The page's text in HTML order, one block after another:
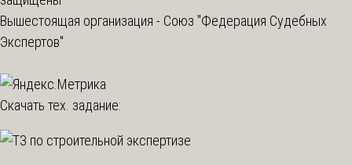
Вышестоящая организация - Союз "Федерация Судебных
Экспертов"
Скачать тех. задание: